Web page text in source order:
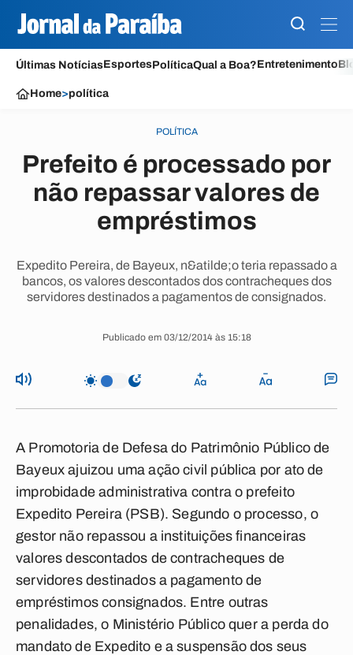
Últimas NotíciasEsportesPolíticaQual a Boa?Entretenimento
Home>política
POLÍTICA
Prefeito é processado por
não repassar valores de
empréstimos
Expedito Pereira, de Bayeux, n&atilde;o teria repassado a
bancos, os valores descontados dos contracheques dos
servidores destinados a pagamentos de consignados.
Publicado em 03/12/2014 às 15:18
A Promotoria de Defesa do Patrimônio Público de
Bayeux ajuizou uma ação civil pública por ato de
improbidade administrativa contra o prefeito
Expedito Pereira (PSB). Segundo o processo, o
gestor não repassou a instituições financeiras
valores descontados de contracheques de
servidores destinados a pagamento de
empréstimos consignados. Entre outras
penalidades, o Ministério Público quer a perda do
mandato de Expedito e a suspensão dos seus